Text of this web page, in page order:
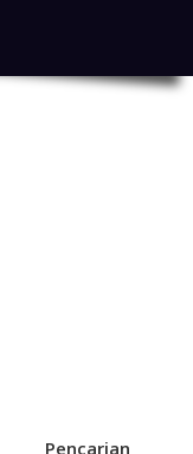
Pencarian